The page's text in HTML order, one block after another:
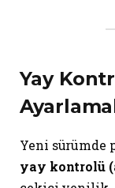
Yay
Yeni sürümde
yay kontrolü